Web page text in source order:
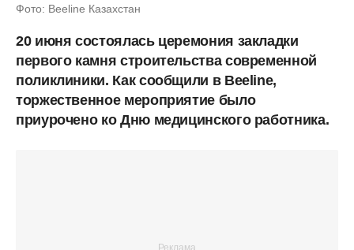
Фото: Beeline Казахстан
20 июня состоялась церемония закладки
первого камня строительства современной
поликлиники. Как сообщили в Beeline,
торжественное мероприятие было
приурочено ко Дню медицинского работника.